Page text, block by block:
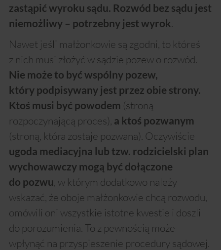
zastąpić wyroku sądu. Rozwód bez sądu jest
niemożliwy – potrzebny jest wyrok.
Nawet jeśli małżonkowie są zgodni, to któreś
z nich musi złożyć w sądzie pozew o rozwód.
Nie może to być wspólny pozew,
który podpisywany jest przez obie strony.
Ktoś musi być powodem (stroną
rozpoczynającą proces), a ktoś pozwanym
(stroną, która zostaje pozwana). Oczywiście
ugoda mediacyjna lub tzw. rodzicielski plan
wychowawczy mogą być dołączone
do pozwu, w którym dodatkowo należy
wskazać, że oboje małżonkowie chcą rozwodu,
omówili oni wszystkie istotne kwestie i doszli
do porozumienia. To z pewnością może
wpłynąć na przyspieszenie procedury sądowej.